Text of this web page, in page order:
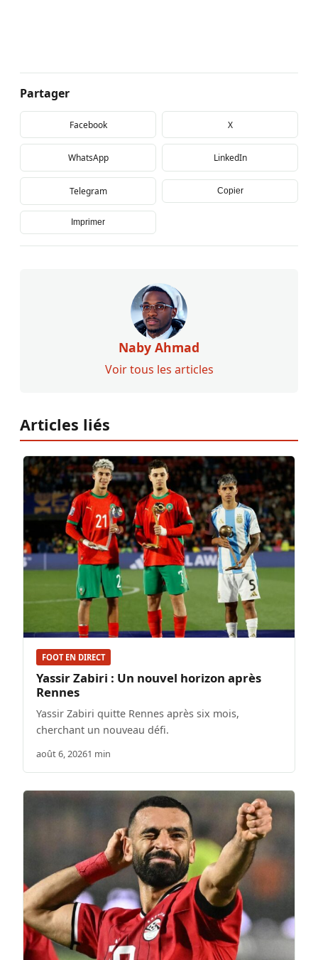
Partager
Facebook X
WhatsApp LinkedIn
Telegram Copier
Imprimer
Naby Ahmad
Voir tous les articles
Articles liés
FOOT EN DIRECT
Yassir Zabiri : Un nouvel horizon après
Rennes
Yassir Zabiri quitte Rennes après six mois,
cherchant un nouveau défi.
août 6, 20261 min